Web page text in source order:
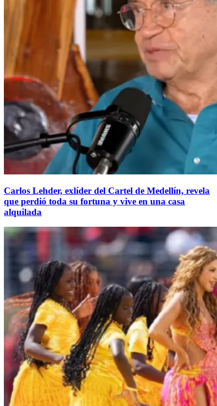
Carlos Lehder, exlíder del Cartel de Medellín, revela
que perdió toda su fortuna y vive en una casa
alquilada